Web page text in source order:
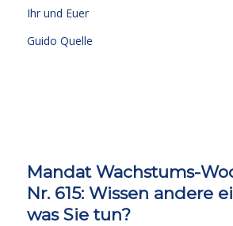
Ihr und Euer
Guido Quelle
Mandat Wachstums-
Nr. 615: Wissen andere
was Sie tun?